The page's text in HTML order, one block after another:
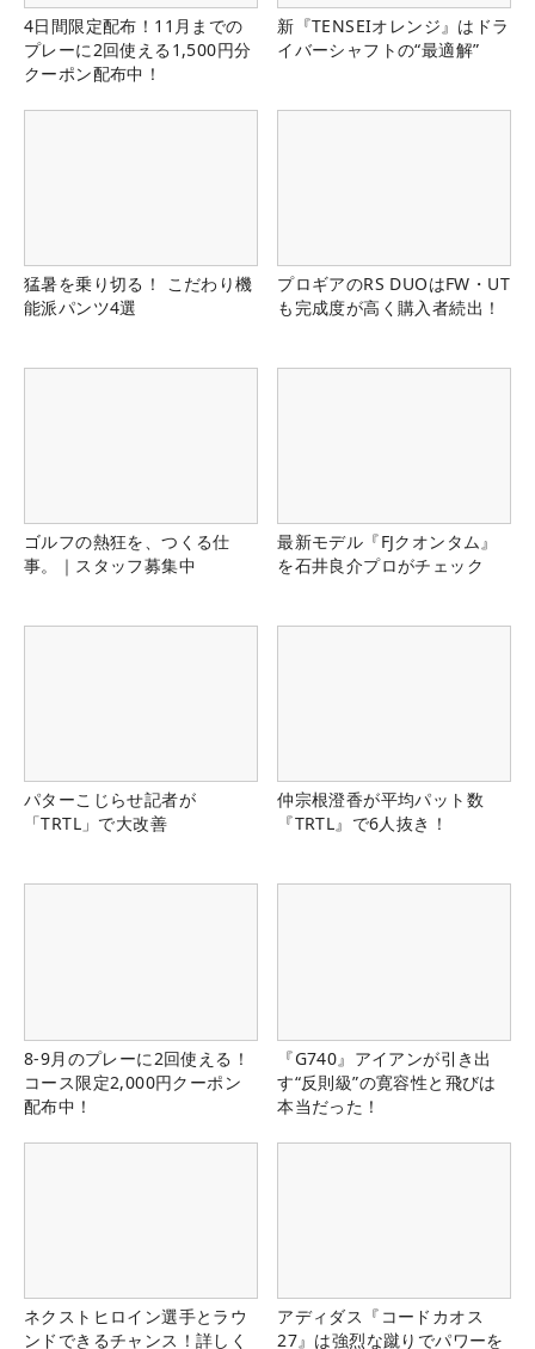
4日間限定配布！11月までの
プレーに2回使える1,500円分
クーポン配布中！
新『TENSEIオレンジ』はドラ
イバーシャフトの“最適解”
猛暑を乗り切る！ こだわり機
能派パンツ4選
プロギアのRS DUOはFW・UT
も完成度が高く購入者続出！
ゴルフの熱狂を、つくる仕
事。｜スタッフ募集中
最新モデル『FJクオンタム』
を石井良介プロがチェック
パターこじらせ記者が
「TRTL」で大改善
仲宗根澄香が平均パット数
『TRTL』で6人抜き！
8-9月のプレーに2回使える！
コース限定2,000円クーポン
配布中！
『G740』アイアンが引き出
す“反則級”の寛容性と飛びは
本当だった！
ネクストヒロイン選手とラウ
ンドできるチャンス！詳しく
アディダス『コードカオス
27』は強烈な蹴りでパワーを